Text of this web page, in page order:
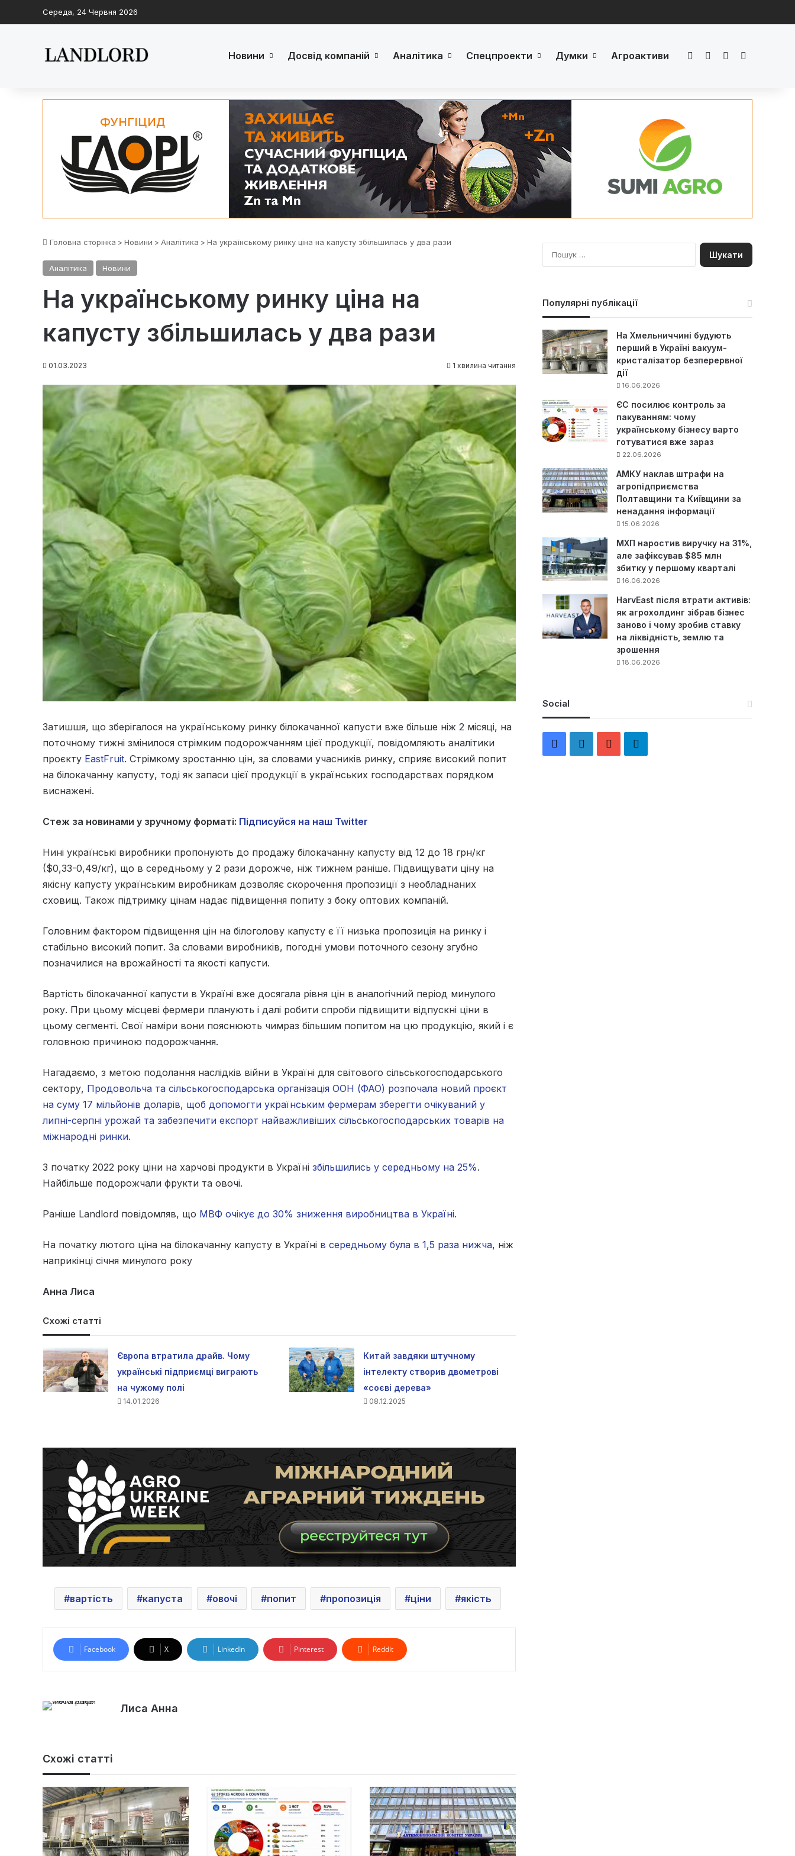
Середа, 24 Червня 2026
Новини Досвід компаній Аналітика Спецпроекти Думки Агроактиви FacebookLinkedInYouTube
Головна сторінка > Новини > Аналітика > На українському ринку ціна на капусту збільшилась у два рази
Аналітика Новини
На українському ринку ціна на
капусту збільшилась у два рази
01.03.2023 1 хвилина читання
Затишшя, що зберігалося на українському ринку білокачанної капусти вже більше ніж 2 місяці, на
поточному тижні змінилося стрімким подорожчанням цієї продукції, повідомляють аналітики
проєкту EastFruit. Стрімкому зростанню цін, за словами учасників ринку, сприяє високий попит
на білокачанну капусту, тоді як запаси цієї продукції в українських господарствах порядком
виснажені.
Стеж за новинами у зручному форматі: Підписуйся на наш Twitter
Нині українські виробники пропонують до продажу білокачанну капусту від 12 до 18 грн/кг
($0,33-0,49/кг), що в середньому у 2 рази дорожче, ніж тижнем раніше. Підвищувати ціну на
якісну капусту українським виробникам дозволяє скорочення пропозиції з необладнаних
сховищ. Також підтримку цінам надає підвищення попиту з боку оптових компаній.
Головним фактором підвищення цін на білоголову капусту є її низька пропозиція на ринку і
стабільно високий попит. За словами виробників, погодні умови поточного сезону згубно
позначилися на врожайності та якості капусти.
Вартість білокачанної капусти в Україні вже досягала рівня цін в аналогічний період минулого
року. При цьому місцеві фермери планують і далі робити спроби підвищити відпускні ціни в
цьому сегменті. Свої наміри вони пояснюють чимраз більшим попитом на цю продукцію, який і є
головною причиною подорожчання.
Нагадаємо, з метою подолання наслідків війни в Україні для світового сільськогосподарського
сектору, Продовольча та сільськогосподарська організація ООН (ФАО) розпочала новий проєкт
на суму 17 мільйонів доларів, щоб допомогти українським фермерам зберегти очікуваний у
липні-серпні урожай та забезпечити експорт найважливіших сільськогосподарських товарів на
міжнародні ринки.
З початку 2022 року ціни на харчові продукти в Україні збільшились у середньому на 25%.
Найбільше подорожчали фрукти та овочі.
Раніше Landlord повідомляв, що МВФ очікує до 30% зниження виробництва в Україні.
На початку лютого ціна на білокачанну капусту в Україні в середньому була в 1,5 раза нижча, ніж
наприкінці січня минулого року
Анна Лиса
Схожі статті
Європа втратила драйв. Чому
українські підприємці виграють
на чужому полі
14.01.2026
Китай завдяки штучному
інтелекту створив двометрові
«соєві дерева»
08.12.2025
вартість капуста овочі попит пропозиція ціни якість
Facebook X LinkedIn Pinterest Reddit
Лиса Анна
Схожі статті
П
о
Популярні публікації
На Хмельниччині будують
перший в Україні вакуум-
кристалізатор безперервної
дії
16.06.2026
ЄС посилює контроль за
пакуванням: чому
українському бізнесу варто
готуватися вже зараз
22.06.2026
АМКУ наклав штрафи на
агропідприємства
Полтавщини та Київщини за
ненадання інформації
15.06.2026
МХП наростив виручку на 31%,
але зафіксував $85 млн
збитку у першому кварталі
16.06.2026
HarvEast після втрати активів:
як агрохолдинг зібрав бізнес
заново і чому зробив ставку
на ліквідність, землю та
зрошення
18.06.2026
Social